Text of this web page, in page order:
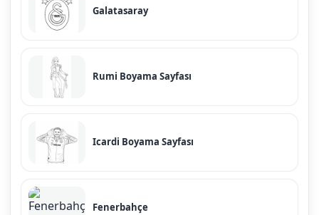
Galatasaray
Rumi Boyama Sayfası
Icardi Boyama Sayfası
Fenerbahçe